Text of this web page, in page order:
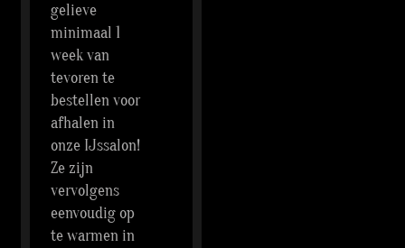
gelieve
minimaal 1
week van
tevoren te
bestellen voor
afhalen in
onze IJssalon!
Ze zijn
vervolgens
eenvoudig op
te warmen in